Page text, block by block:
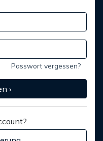
Passwort vergessen?
›